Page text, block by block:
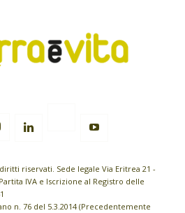
riservati. Sede legale Via Eritrea 21 -
IVA e Iscrizione al Registro delle
n. 76 del 5.3.2014 (Precedentemente